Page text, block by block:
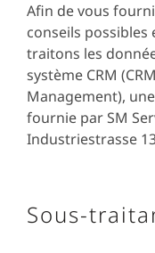
Afin de vous
conseils possibles
traitons les
système CRM
Management),
fournie par SM
Industriestrasse
Sous-